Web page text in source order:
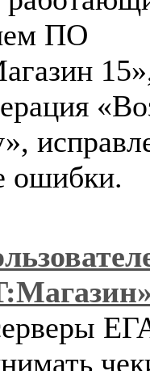
ПО
ошибки.